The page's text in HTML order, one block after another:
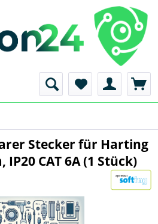
Stecker für Harting
CAT 6A (1 Stück)